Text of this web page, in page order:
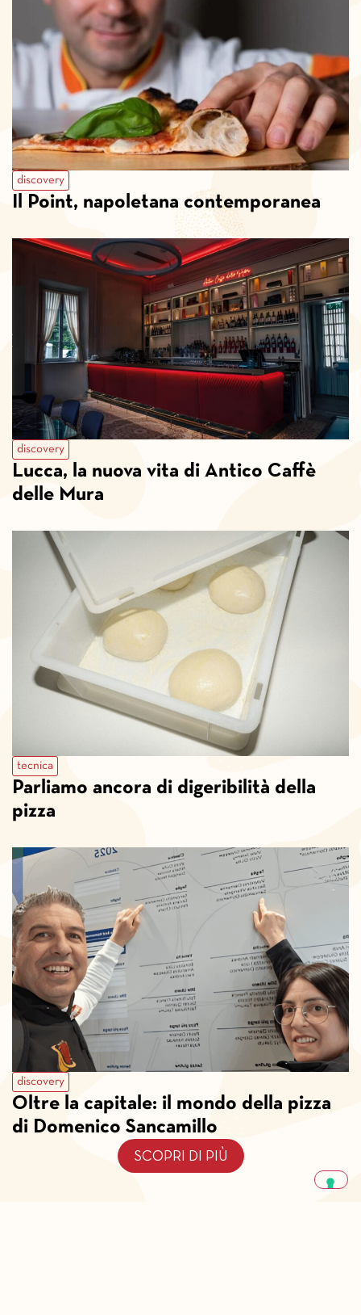
discovery
Il Point, napoletana contemporanea
discovery
Lucca, la nuova vita di Antico Caffè
delle Mura
tecnica
Parliamo ancora di digeribilità della
pizza
discovery
Oltre la capitale: il mondo della pizza
di Domenico Sancamillo
SCOPRI DI PIÙ